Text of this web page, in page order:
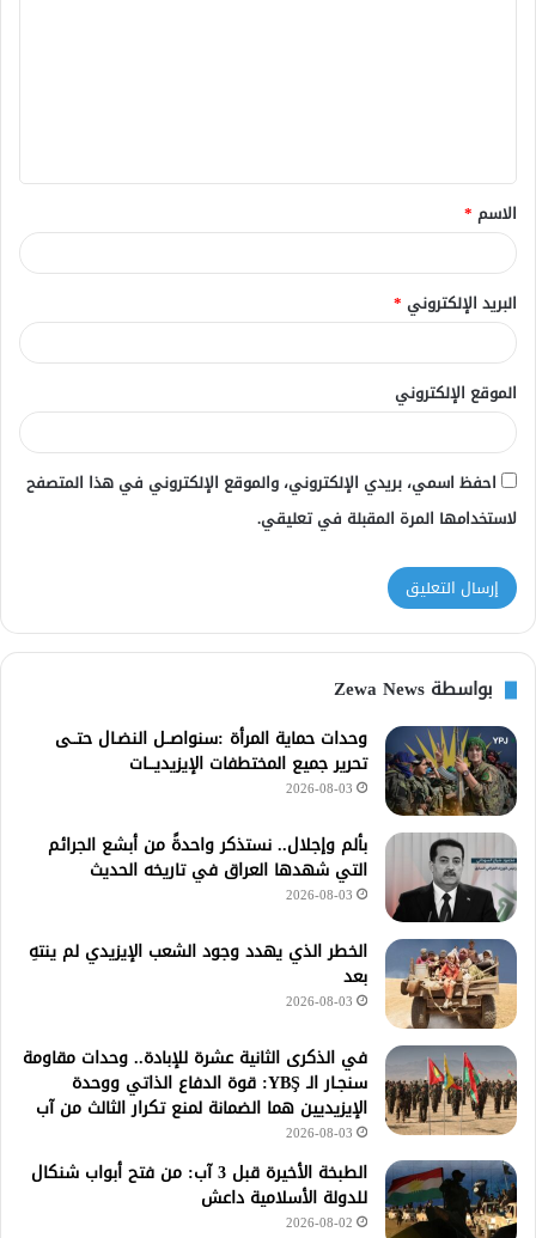
ق
*
الاسم *
البريد الإلكتروني *
الموقع الإلكتروني
احفظ اسمي، بريدي الإلكتروني، والموقع الإلكتروني في هذا المتصفح
لاستخدامها المرة المقبلة في تعليقي.
بواسطة Zewa News
وحدات حماية المرأة :سنواصــل النضـال حتــى
تحرير جميع المختطفات الإيزيديـــات
2026-08-03
بألم وإجلال.. نستذكر واحدةً من أبشع الجرائم
التي شهدها العراق في تاريخه الحديث
2026-08-03
الخطر الذي يهدد وجود الشعب الإيزيدي لم ينتهِ
بعد
2026-08-03
في الذكرى الثانية عشرة للإبادة.. وحدات مقاومة
سنجـار الـ YBŞ: قوة الدفاع الذاتي ووحدة
الإيزيديين هما الضمانة لمنع تكرار الثالث من آب
2026-08-03
الطبخة الأخيرة قبل 3 آب: من فتح أبواب شنكال
للدولة الأسلامية داعش
2026-08-02